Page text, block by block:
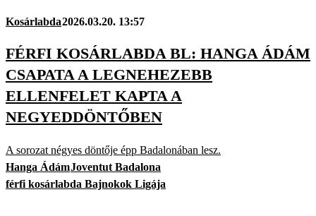
Kosárlabda2026.03.20. 13:57
FÉRFI KOSÁRLABDA BL: HANGA ÁDÁM
CSAPATA A LEGNEHEZEBB
ELLENFELET KAPTA A
NEGYEDDÖNTŐBEN
A sorozat négyes döntője épp Badalonában lesz.
Hanga ÁdámJoventut Badalona
férfi kosárlabda Bajnokok Ligája